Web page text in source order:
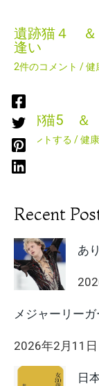
遺跡猫４ ＆
逢い
2件のコメント /健
遺跡猫5 ＆
コメントする /健
Recent
あ
メジャーリー
2026年2月11日
日